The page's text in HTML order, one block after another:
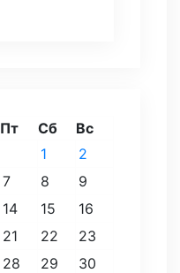
Пт Сб Вс
1
2
7 8
9
14 15
16
21 22
23
28 29
30